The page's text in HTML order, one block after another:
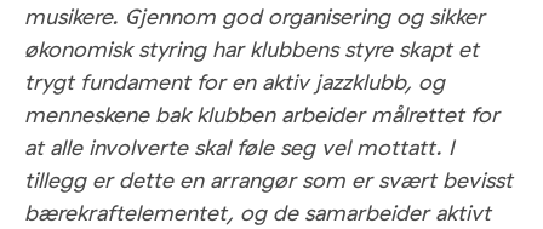
musikere. Gjennom god organisering og sikker
økonomisk styring har klubbens styre skapt et
trygt fundament for en aktiv jazzklubb, og
menneskene bak klubben arbeider målrettet for
at alle involverte skal føle seg vel mottatt. I
tillegg er dette en arrangør som er svært bevisst
bærekraftelementet, og de samarbeider aktivt